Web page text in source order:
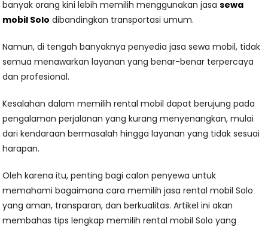
banyak orang kini lebih memilih menggunakan jasa sewa
mobil Solo dibandingkan transportasi umum.
Namun, di tengah banyaknya penyedia jasa sewa mobil, tidak
semua menawarkan layanan yang benar-benar terpercaya
dan profesional.
Kesalahan dalam memilih rental mobil dapat berujung pada
pengalaman perjalanan yang kurang menyenangkan, mulai
dari kendaraan bermasalah hingga layanan yang tidak sesuai
harapan.
Oleh karena itu, penting bagi calon penyewa untuk
memahami bagaimana cara memilih jasa rental mobil Solo
yang aman, transparan, dan berkualitas. Artikel ini akan
membahas tips lengkap memilih rental mobil Solo yang